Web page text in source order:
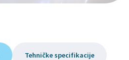
Tehničke specifikacije